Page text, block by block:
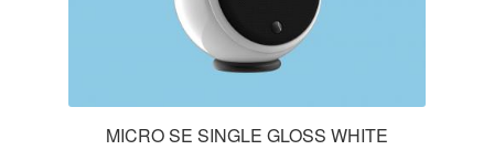
MICRO SE SINGLE GLOSS WHITE